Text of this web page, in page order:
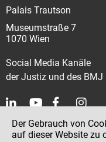
Palais Trautson
Museumstraße 7
1070 Wien
Social Media Kanäle
der Justiz und des BMJ
Kontakt
Der Gebrauch von
auf dieser Website zu